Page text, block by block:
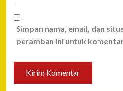
Simpan nama, email, dan
peramban ini untuk